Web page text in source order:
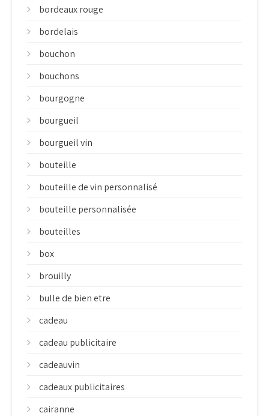
bordeaux rouge
bordelais
bouchon
bouchons
bourgogne
bourgueil
bourgueil vin
bouteille
bouteille de vin personnalisé
bouteille personnalisée
bouteilles
box
brouilly
bulle de bien etre
cadeau
cadeau publicitaire
cadeauvin
cadeaux publicitaires
cairanne